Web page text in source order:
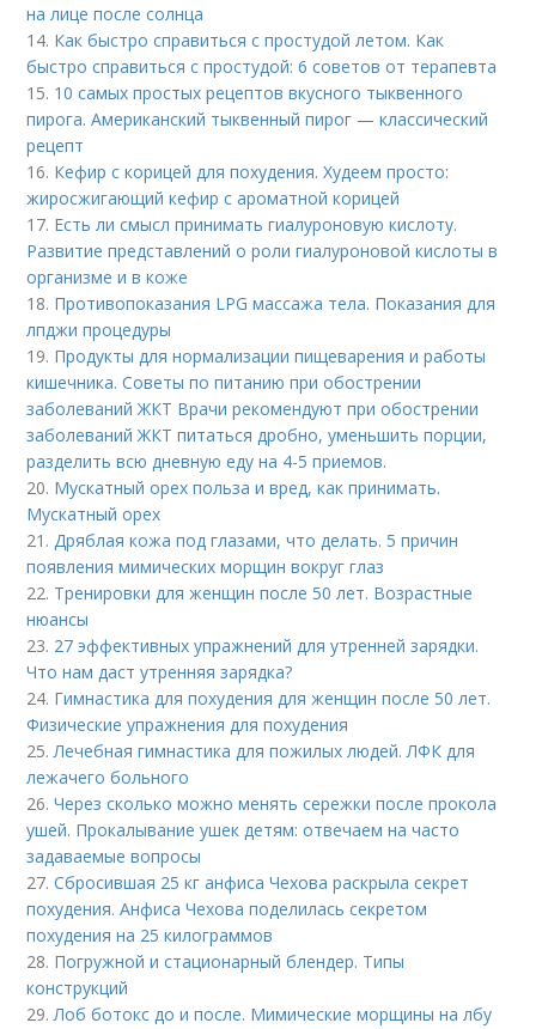
на лице после солнца
14. Как быстро справиться с простудой летом. Как
быстро справиться с простудой: 6 советов от терапевта
15. 10 самых простых рецептов вкусного тыквенного
пирога. Американский тыквенный пирог — классический
рецепт
16. Кефир с корицей для похудения. Худеем просто:
жиросжигающий кефир с ароматной корицей
17. Есть ли смысл принимать гиалуроновую кислоту.
Развитие представлений о роли гиалуроновой кислоты в
организме и в коже
18. Противопоказания LPG массажа тела. Показания для
лпджи процедуры
19. Продукты для нормализации пищеварения и работы
кишечника. Советы по питанию при обострении
заболеваний ЖКТ Врачи рекомендуют при обострении
заболеваний ЖКТ питаться дробно, уменьшить порции,
разделить всю дневную еду на 4-5 приемов.
20. Мускатный орех польза и вред, как принимать.
Мускатный орех
21. Дряблая кожа под глазами, что делать. 5 причин
появления мимических морщин вокруг глаз
22. Тренировки для женщин после 50 лет. Возрастные
нюансы
23. 27 эффективных упражнений для утренней зарядки.
Что нам даст утренняя зарядка?
24. Гимнастика для похудения для женщин после 50 лет.
Физические упражнения для похудения
25. Лечебная гимнастика для пожилых людей. ЛФК для
лежачего больного
26.Через сколько можно менять сережки после прокола
ушей. Прокалывание ушек детям: отвечаем на часто
задаваемые вопросы
27.Сбросившая 25 кг анфиса Чехова раскрыла секрет
похудения. Анфиса Чехова поделилась секретом
похудения на 25 килограммов
28. Погружной и стационарный блендер. Типы
конструкций
29. Лоб ботокс до и после. Мимические морщины на лбу